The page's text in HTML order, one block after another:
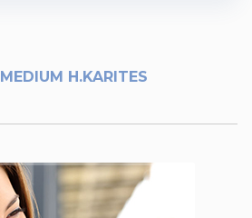
MEDIUM H.KARITES